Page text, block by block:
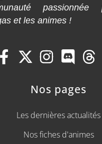
et les animes !
Nos pages
Les dernières actualités
Nos fiches d'animes